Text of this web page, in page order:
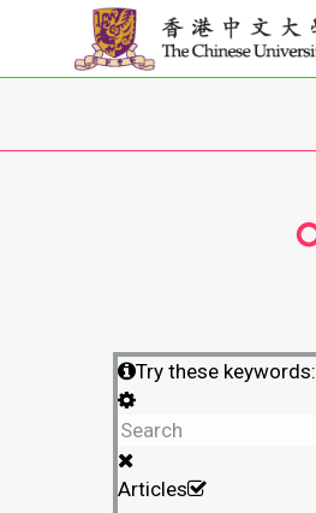
Try these keywords:
Articles